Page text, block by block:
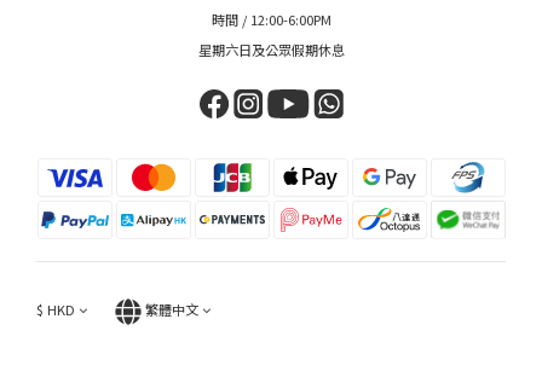
時間 / 12:00-6:00PM
星期六日及公眾假期休息
$ HKD 繁體中文